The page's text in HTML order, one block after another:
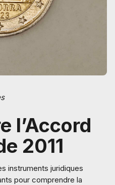
l’Accord
2011
instruments juridiques
pour comprendre la